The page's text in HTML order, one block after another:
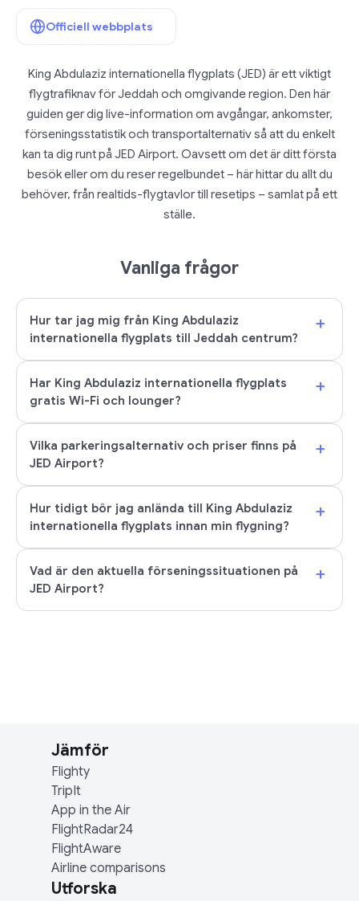
Officiell webbplats
King Abdulaziz internationella flygplats (JED) är ett viktigt
flygtrafiknav för Jeddah och omgivande region. Den här
guiden ger dig live-information om avgångar, ankomster,
förseningsstatistik och transportalternativ så att du enkelt
kan ta dig runt på JED Airport. Oavsett om det är ditt första
besök eller om du reser regelbundet – här hittar du allt du
behöver, från realtids-flygtavlor till resetips – samlat på ett
ställe.
Vanliga frågor
Hur tar jag mig från King Abdulaziz
internationella flygplats till Jeddah centrum?
+
Har King Abdulaziz internationella flygplats
gratis Wi-Fi och lounger?
+
Vilka parkeringsalternativ och priser finns på
JED Airport?
+
Hur tidigt bör jag anlända till King Abdulaziz
internationella flygplats innan min flygning?
+
Vad är den aktuella förseningssituationen på
JED Airport?
+
Jämför
Flighty
TripIt
App in the Air
FlightRadar24
FlightAware
Airline comparisons
Utforska